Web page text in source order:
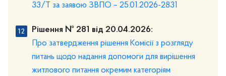
33/Т за заявою ЗВПО – 25.01.2026-2831
Рішення № 281 від 20.04.2026:
Про затвердження рішення Комісії з розгляду
питань щодо надання допомоги для вирішення
житлового питання окремим категоріям